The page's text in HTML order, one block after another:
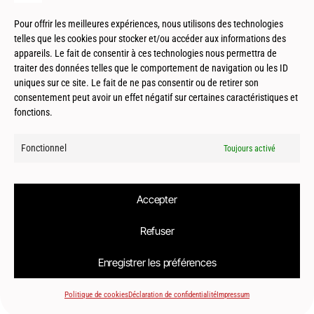
Pour offrir les meilleures expériences, nous utilisons des technologies
telles que les cookies pour stocker et/ou accéder aux informations des
appareils. Le fait de consentir à ces technologies nous permettra de
traiter des données telles que le comportement de navigation ou les ID
uniques sur ce site. Le fait de ne pas consentir ou de retirer son
consentement peut avoir un effet négatif sur certaines caractéristiques et
fonctions.
Fonctionnel Toujours activé
Accepter
Refuser
Enregistrer les préférences
Politique de cookiesDéclaration de confidentialitéImpressum
Le2bis Atelier | Architecte Toulouse-Montpellier-Biarritz